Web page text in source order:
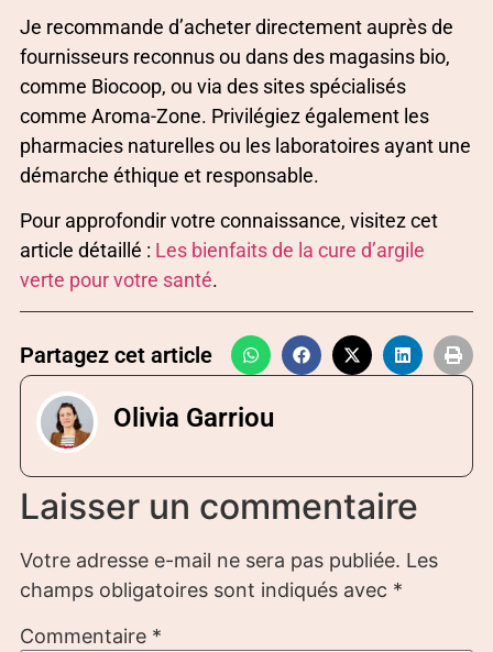
Je recommande d’acheter directement auprès de
fournisseurs reconnus ou dans des magasins bio,
comme Biocoop, ou via des sites spécialisés
comme Aroma-Zone. Privilégiez également les
pharmacies naturelles ou les laboratoires ayant une
démarche éthique et responsable.
Pour approfondir votre connaissance, visitez cet
article détaillé : Les bienfaits de la cure d’argile
verte pour votre santé.
Partagez cet article
Olivia Garriou
Laisser un commentaire
Votre adresse e-mail ne sera pas publiée. Les
champs obligatoires sont indiqués avec *
Commentaire *